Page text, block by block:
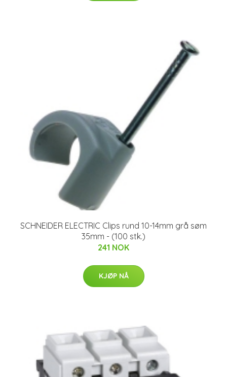
SCHNEIDER ELECTRIC Clips rund 10-14mm grå søm
35mm - (100 stk.)
241 NOK
KJØP NÅ